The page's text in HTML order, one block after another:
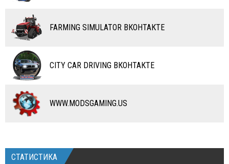
RC ТРАНСПОРТ
КАРТЫ
ЧИТЫ
ПРОГРАММЫ
РАЗНОЕ
FARMING SIMULATOR ВКОНТАКТЕ
CITY CAR DRIVING ВКОНТАКТЕ
WWW.MODSGAMING.US
СТАТИСТИКА